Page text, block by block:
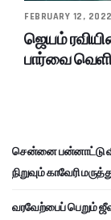
FEBRUARY 12, 2022
ஜெயம்
பார்வை
சென்னை பன்னாட்டு
நிறுவும் காவேரி
வரவேற்பைப் பெறும்